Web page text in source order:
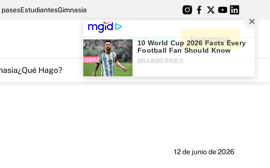
pasesEstudiantesGimnasia
Iniciar Sesión Registrarse
¿Qué Hago?
12 de junio de 2026